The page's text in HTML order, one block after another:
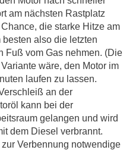
am nächsten Rastplatz
die starke Hitze am
also die letzten
Fuß vom Gas nehmen. (Die
wäre, den Motor im
laufen zu lassen.
an der
kann bei der
gelangen und wird
dem Diesel verbrannt.
Verbennung notwendige